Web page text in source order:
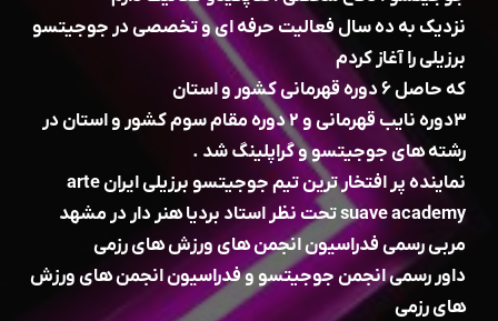
نزدیک به ده سال فعالیت حرفه ای و تخصصی در جوجیتسو
برزیلی را آغاز کردم
که حاصل ۶ دوره قهرمانی کشور و استان
۳دوره نایب قهرمانی و ۲ دوره مقام سوم کشور و استان در
رشته های جوجیتسو و گراپلینگ شد .
نماینده پر افتخار ترین تیم جوجیتسو برزیلی ایران arte
suave academy تحت نظر استاد بردیا هنر دار در مشهد
مربی رسمی فدراسیون انجمن های ورزش های رزمی
داور رسمی انجمن جوجیتسو و فدراسیون انجمن های ورزش
های رزمی